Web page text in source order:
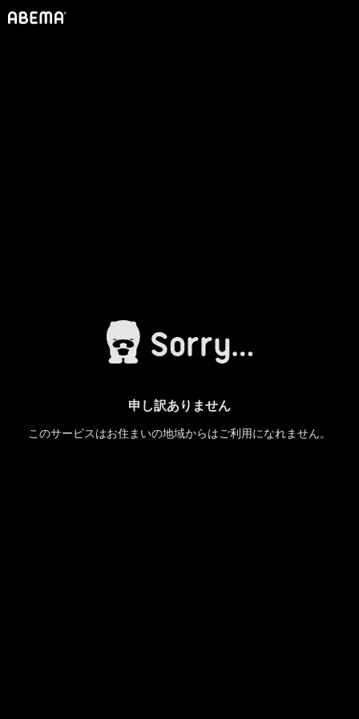
申し訳ありません
このサービスはお住まいの地域からはご利用になれません。